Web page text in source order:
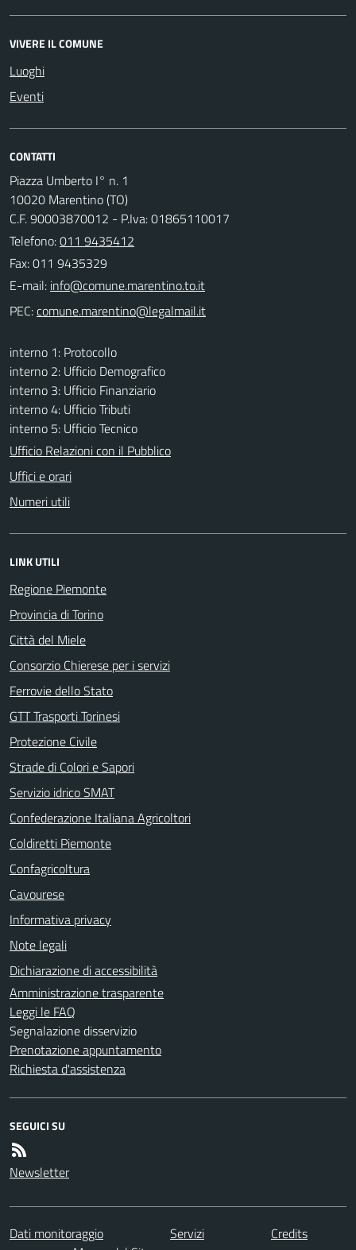
VIVERE IL COMUNE
Luoghi
Eventi
CONTATTI
Piazza Umberto I° n. 1
10020 Marentino (TO)
C.F. 90003870012 - P.Iva: 01865110017
Telefono:011 9435412
Fax: 011 9435329
E-mail:
PEC:
interno 1: Protocollo
interno 2: Ufficio Demografico
interno 3: Ufficio Finanziario
interno 4: Ufficio Tributi
interno 5: Ufficio Tecnico
Ufficio Relazioni con il Pubblico
Uffici e orari
Numeri utili
LINK UTILI
Regione Piemonte
Provincia di Torino
Città del Miele
Consorzio Chierese per i servizi
Ferrovie dello Stato
GTT Trasporti Torinesi
Protezione Civile
Strade di Colori e Sapori
Servizio idrico SMAT
Confederazione Italiana Agricoltori
Coldiretti Piemonte
Confagricoltura
Cavourese
Informativa privacy
Note legali
Dichiarazione di accessibilità
Amministrazione trasparente
Leggi le FAQ
Segnalazione disservizio
Prenotazione appuntamento
Richiesta d'assistenza
SEGUICI SU
Newsletter
Dati monitoraggio Servizi
Credits